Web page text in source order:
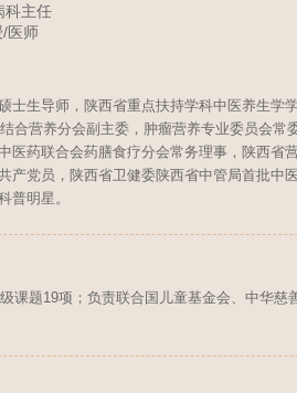
科主任
/医师
生导师，陕西省重点扶持学科中医养生学
营养分会副主委，肿瘤营养专业委员会常
药联合会药膳食疗分会常务理事，陕西省
党员，陕西省卫健委陕西省中管局首批中
普明星。
题19项；负责联合国儿童基金会、中华